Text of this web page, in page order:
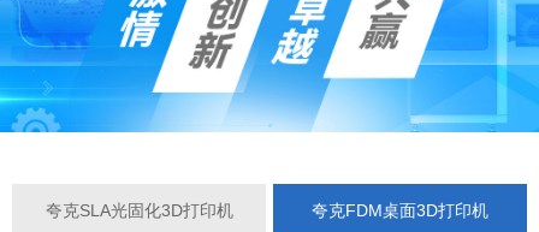
夸克SLA光固化3D打印机 夸克FDM桌面3D打印机